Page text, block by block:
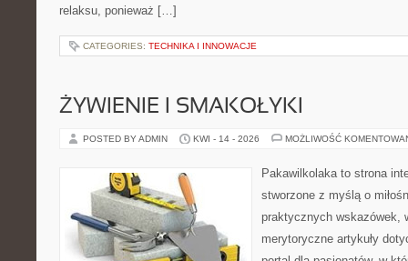
relaksu, ponieważ […]
CATEGORIES: TECHNIKA I INNOWACJE
ŻYWIENIE I SMAKOŁYKI
POSTED BY ADMIN KWI - 14 - 2026 MOŻLIWOŚĆ
Pakawilkolaka to strona
stworzone z myślą o
praktycznych wskazówek,
merytoryczne artykuły